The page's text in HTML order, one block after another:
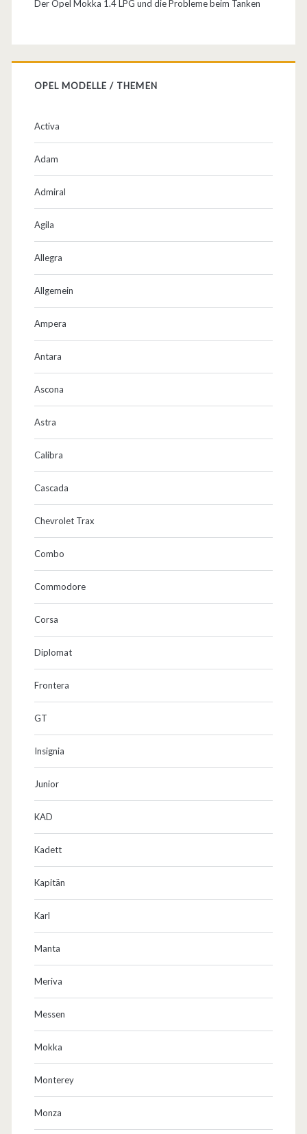
Der Opel Mokka 1.4 LPG und die Probleme beim Tanken
OPEL MODELLE / THEMEN
Activa
Adam
Admiral
Agila
Allegra
Allgemein
Ampera
Antara
Ascona
Astra
Calibra
Cascada
Chevrolet Trax
Combo
Commodore
Corsa
Diplomat
Frontera
GT
Insignia
Junior
KAD
Kadett
Kapitän
Karl
Manta
Meriva
Messen
Mokka
Monterey
Monza